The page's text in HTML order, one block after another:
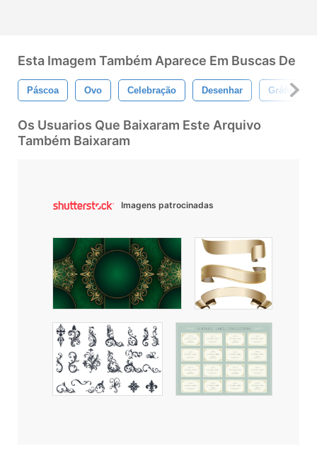
Esta Imagem Também Aparece Em Buscas De
Páscoa Ovo Celebração Desenhar Gráfico
Os Usuarios Que Baixaram Este Arquivo
Também Baixaram
Imagens patrocinadas